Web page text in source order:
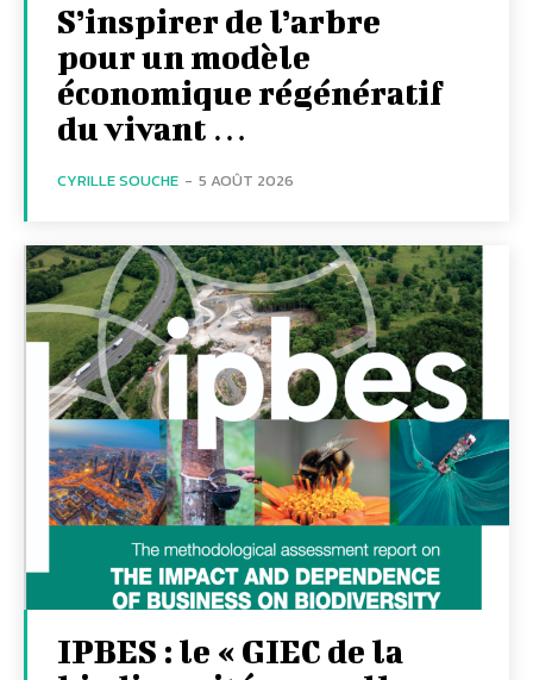
S’inspirer de l’arbre
pour un modèle
économique régénératif
du vivant …
CYRILLE SOUCHE - 5 AOÛT 2026
IPBES : le « GIEC de la